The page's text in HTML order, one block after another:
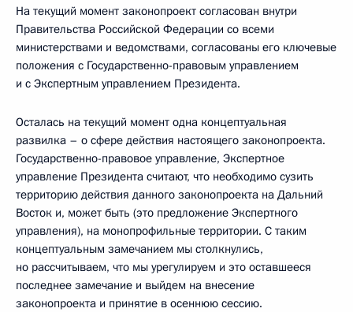
На текущий момент законопроект согласован внутри
Правительства Российской Федерации со всеми
министерствами и ведомствами, согласованы его ключевые
положения с Государственно-правовым управлением
и с Экспертным управлением Президента.
Осталась на текущий момент одна концептуальная
развилка – о сфере действия настоящего законопроекта.
Государственно-правовое управление, Экспертное
управление Президента считают, что необходимо сузить
территорию действия данного законопроекта на Дальний
Восток и, может быть (это предложение Экспертного
управления), на монопрофильные территории. С таким
концептуальным замечанием мы столкнулись,
но рассчитываем, что мы урегулируем и это оставшееся
последнее замечание и выйдем на внесение
законопроекта и принятие в осеннюю сессию.